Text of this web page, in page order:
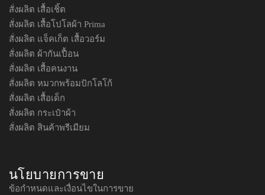
สั่งผลิต เสื้อเชิ้ต
สั่งผลิต เสื้อโปโลผ้า Prima
สั่งผลิต แจ็คเก็ต เสื้อวอร์ม
สั่งผลิต ผ้ากันเปื้อน
สั่งผลิต เสื้อคนงาน
สั่งผลิต หมวกพร้อมปักโลโก้
สั่งผลิต เสื้อเด็ก
สั่งผลิต กระเป๋าผ้า
สั่งผลิต สินค้าพรีเมียม
นโยบายการขาย
ข้อกำหนดและเงื่อนไขในการขาย